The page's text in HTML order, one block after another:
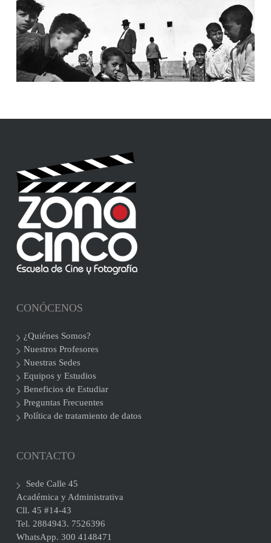
CONÓCENOS
¿Quiénes Somos?
Nuestros Profesores
Nuestras Sedes
Equipos y Estudios
Beneficios de Estudiar
Preguntas Frecuentes
Política de tratamiento de datos
CONTACTO
Sede Calle 45
Académica y Administrativa
Cll. 45 #14-43
Tel. 2884943. 7526396
WhatsApp. 300 4148471